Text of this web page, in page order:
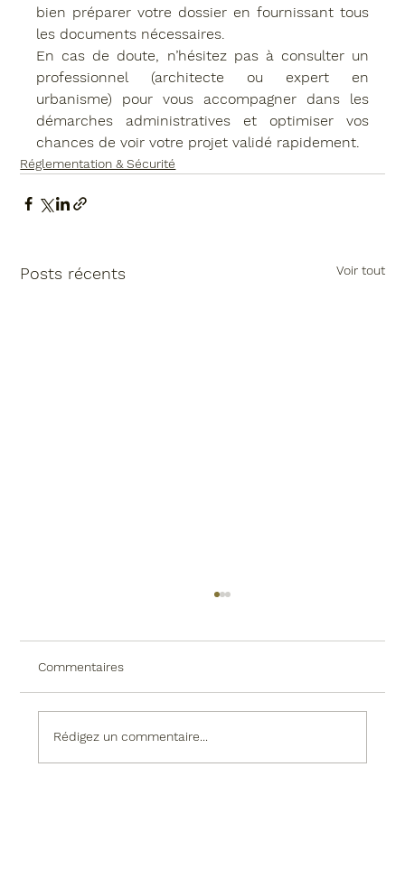
bien préparer votre dossier en fournissant tous
les documents nécessaires.
professionnel (architecte ou expert en
urbanisme) pour vous accompagner dans les
démarches administratives et optimiser vos
chances de voir votre projet validé rapidement.
Réglementation & Sécurité
Posts récents Voir tout
Commentaires
Rédigez un commentaire...